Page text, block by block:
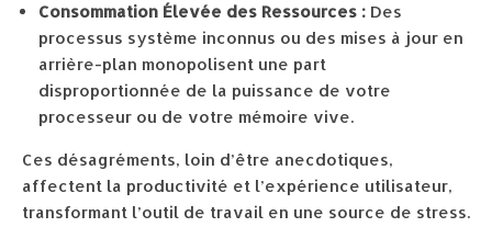
Consommation Élevée des Ressources : Des
processus système inconnus ou des mises à jour en
arrière-plan monopolisent une part
disproportionnée de la puissance de votre
processeur ou de votre mémoire vive.
Ces désagréments, loin d’être anecdotiques,
affectent la productivité et l’expérience utilisateur,
transformant l’outil de travail en une source de stress.